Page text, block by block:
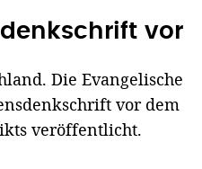
vor
Die Evangelische
vor dem
veröffentlicht.